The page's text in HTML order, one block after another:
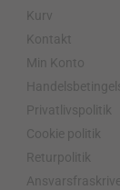
Kurv
Kontakt
Min Konto
Privatlivspolitik
Cookie politik
Returpolitik